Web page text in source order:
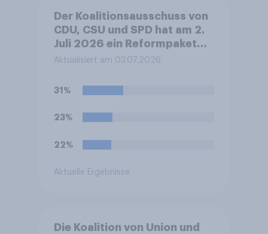
Der Koalitionsausschuss von
CDU, CSU und SPD hat am 2.
Juli 2026 ein Reformpaket
vorgestellt. Dieses umfasst
bei Steuern, Rente,
Gesundheit und Pflege sowie
zum Bürokratieabbau.
erwarten Sie insgesamt von
Zukunft Deutschlands?
Aktualisiert am 03.07.2026
31%
23%
22%
Aktuelle Ergebnisse
Die Koalition von Union und